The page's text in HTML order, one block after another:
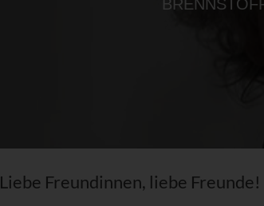
Liebe Freundinnen, liebe Freunde!